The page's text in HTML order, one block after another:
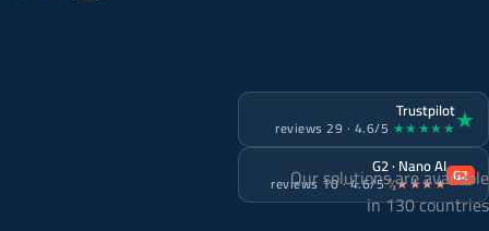
G2
G2 · Nano AI
★★★★½
4.6/5 · 10 reviews
★
Trustpilot
★★★★★
4.6/5 · 29 reviews
Our solutions are available
in 130 countries